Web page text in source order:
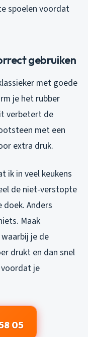
spoelen voordat
gebruiken
met goede
je het rubber
verbetert de
met een
extra druk.
ik in veel keukens
de niet-verstopte
Anders
Maak
je de
drukt en dan snel
je
05